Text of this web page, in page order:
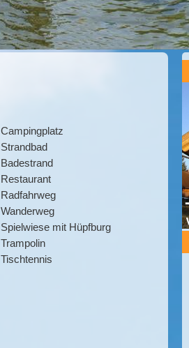
Campingplatz
Strandbad
Badestrand
Restaurant
Radfahrweg
Wanderweg
Spielwiese mit Hüpfburg
Trampolin
Tischtennis